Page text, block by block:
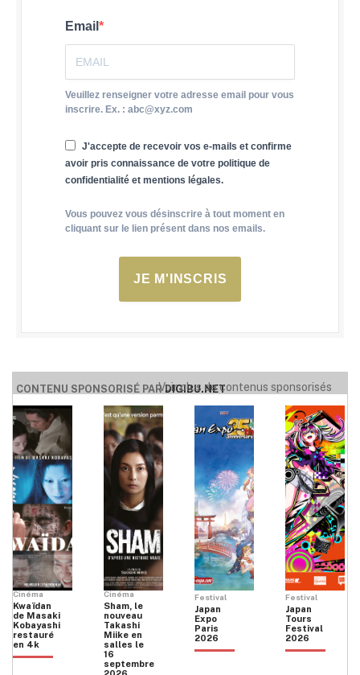
Email
Veuillez renseigner votre adresse email pour vous
inscrire. Ex. : abc@xyz.com
J'accepte de recevoir vos e-mails et confirme
avoir pris connaissance de votre politique de
confidentialité et mentions légales.
Vous pouvez vous désinscrire à tout moment en
cliquant sur le lien présent dans nos emails.
JE M'INSCRIS
CONTENU SPONSORISÉ PARDIGIBU.NET
Voir plus de contenus sponsorisés
Cinéma
Kwaïdan
de Masaki
Kobayashi
restauré
en 4k
Cinéma
Sham, le
nouveau
Takashi
Miike en
salles le
16
septembre
Festival
Japan
Expo
Paris
2026
Festival
Japan
Tours
Festival
2026